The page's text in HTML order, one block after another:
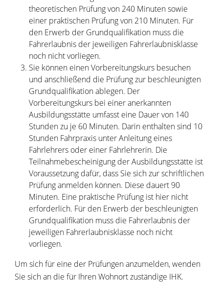
theoretischen Prüfung von 240 Minuten sowie
einer praktischen Prüfung von 210 Minuten. Für
den Erwerb der Grundqualifikation muss die
Fahrerlaubnis der jeweiligen Fahrerlaubnisklasse
noch nicht vorliegen.
Sie können einen Vorbereitungskurs besuchen
und anschließend die Prüfung zur beschleunigten
Grundqualifikation ablegen. Der
Vorbereitungskurs bei einer anerkannten
Ausbildungsstätte umfasst eine Dauer von 140
Stunden zu je 60 Minuten. Darin enthalten sind 10
Stunden Fahrpraxis unter Anleitung eines
Fahrlehrers oder einer Fahrlehrerin. Die
Teilnahmebescheinigung der Ausbildungsstätte ist
Voraussetzung dafür, dass Sie sich zur schriftlichen
Prüfung anmelden können. Diese dauert 90
Minuten. Eine praktische Prüfung ist hier nicht
erforderlich. Für den Erwerb der beschleunigten
Grundqualifikation muss die Fahrerlaubnis der
jeweiligen Fahrerlaubnisklasse noch nicht
vorliegen.
Um sich für eine der Prüfungen anzumelden, wenden
Sie sich an die für Ihren Wohnort zuständige IHK.